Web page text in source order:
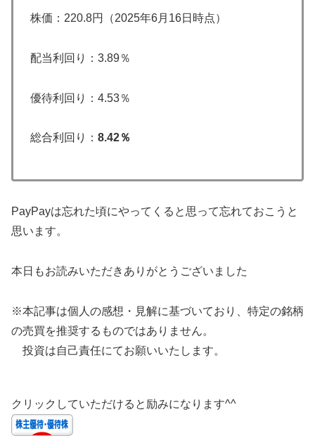
株価：220.8円（2025年6月16日時点）
配当利回り：3.89％
優待利回り：4.53％
総合利回り： 8.42％
PayPayは忘れた頃にやってくると思って忘れておこうと
思います。
本日もお読みいただきありがとうございました
※本記事は個人の感想・見解に基づいており、特定の銘柄
の売買を推奨するものではありません。
投資は自己責任にてお願いいたします。
クリックしていただけると励みになります^^